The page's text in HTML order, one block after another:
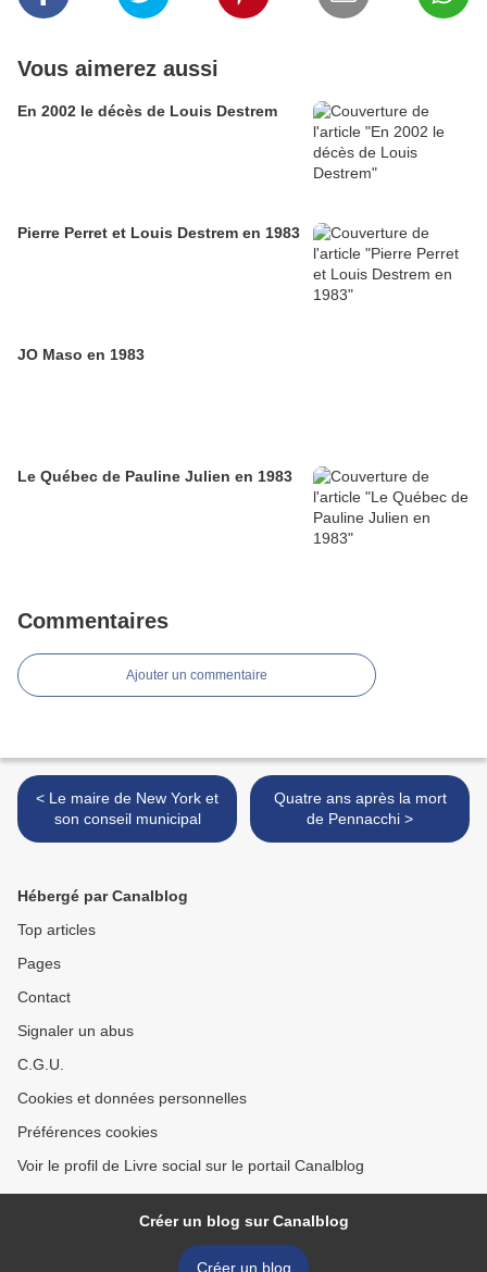
Vous aimerez aussi
En 2002 le décès de Louis Destrem
Pierre Perret et Louis Destrem en 1983
JO Maso en 1983
Le Québec de Pauline Julien en 1983
Commentaires
Ajouter un commentaire
< Le maire de New York et
son conseil municipal
Quatre ans après la mort
de Pennacchi >
Hébergé par Canalblog
Top articles
Pages
Contact
Signaler un abus
C.G.U.
Cookies et données personnelles
Préférences cookies
Voir le profil de Livre social sur le portail Canalblog
Créer un blog sur Canalblog
Créer un blog